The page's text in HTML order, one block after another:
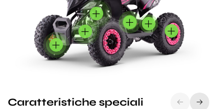
Caratteristiche speciali